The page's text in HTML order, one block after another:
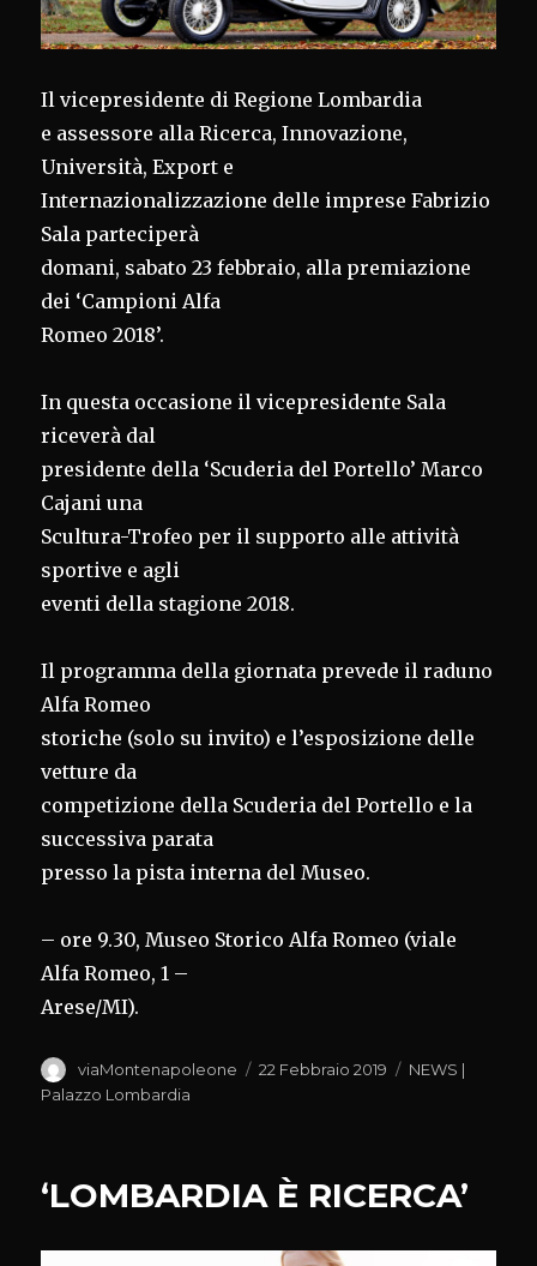
Il vicepresidente di Regione Lombardia
e assessore alla Ricerca, Innovazione,
Università, Export e
Internazionalizzazione delle imprese Fabrizio
Sala parteciperà
domani, sabato 23 febbraio, alla premiazione
dei ‘Campioni Alfa
Romeo 2018’.
In questa occasione il vicepresidente Sala
riceverà dal
presidente della ‘Scuderia del Portello’ Marco
Cajani una
Scultura-Trofeo per il supporto alle attività
sportive e agli
eventi della stagione 2018.
Il programma della giornata prevede il raduno
Alfa Romeo
storiche (solo su invito) e l’esposizione delle
vetture da
competizione della Scuderia del Portello e la
successiva parata
presso la pista interna del Museo.
– ore 9.30, Museo Storico Alfa Romeo (viale
Alfa Romeo, 1 –
Arese/MI).
Autore
viaMontenapoleone
Pubblicato
22 Febbraio 2019 Categorie
NEWS |
Palazzo Lombardia
‘LOMBARDIA È RICERCA’